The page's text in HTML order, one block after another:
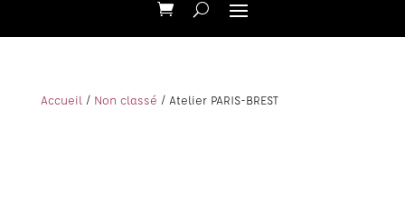
Accueil / Non classé / Atelier PARIS-BREST